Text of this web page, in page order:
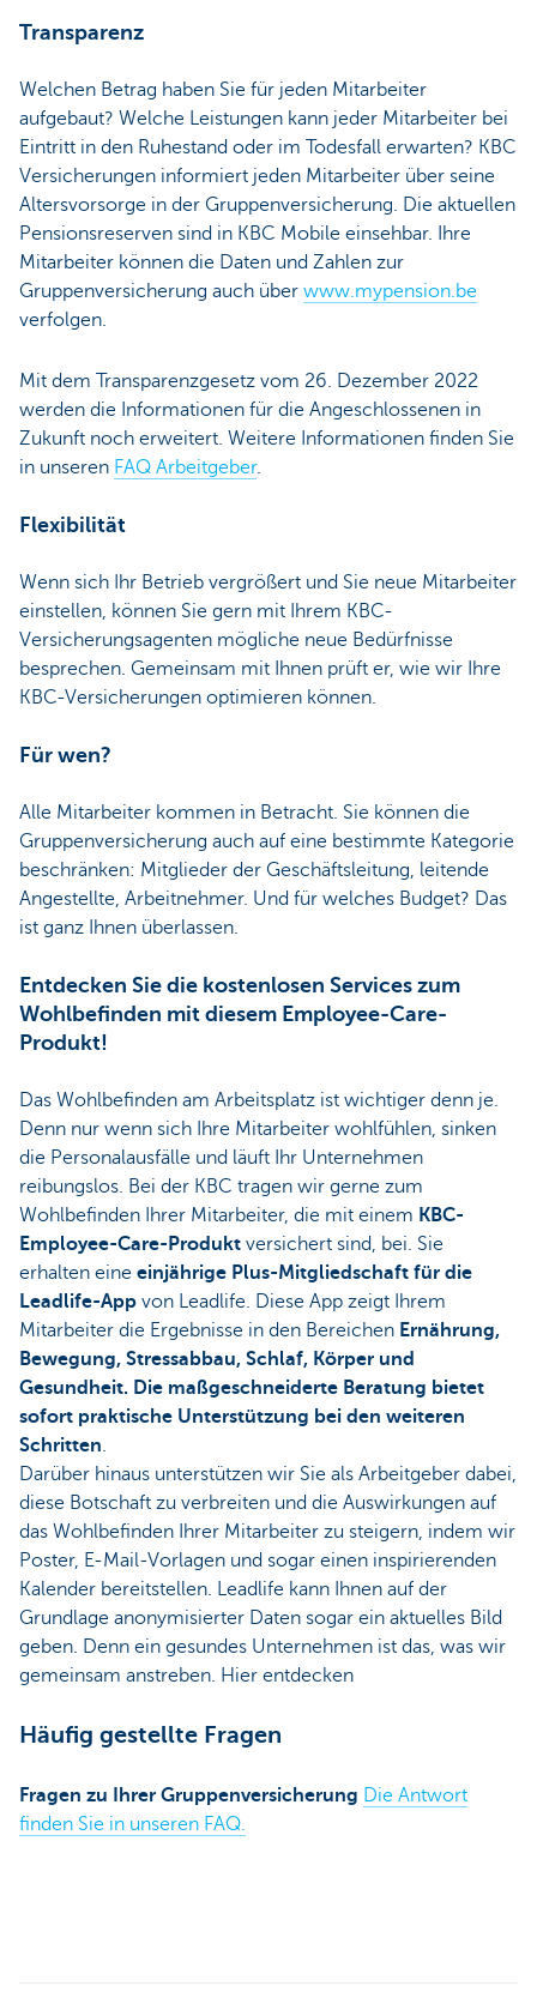
Transparenz
Welchen Betrag haben Sie für jeden Mitarbeiter
aufgebaut? Welche Leistungen kann jeder Mitarbeiter bei
Eintritt in den Ruhestand oder im Todesfall erwarten? KBC
Versicherungen informiert jeden Mitarbeiter über seine
Altersvorsorge in der Gruppenversicherung. Die aktuellen
Pensionsreserven sind in KBC Mobile einsehbar. Ihre
Mitarbeiter können die Daten und Zahlen zur
Gruppenversicherung auch über www.mypension.be
verfolgen.
Mit dem Transparenzgesetz vom 26. Dezember 2022
werden die Informationen für die Angeschlossenen in
Zukunft noch erweitert. Weitere Informationen finden Sie
in unseren FAQ Arbeitgeber.
Flexibilität
Wenn sich Ihr Betrieb vergrößert und Sie neue Mitarbeiter
einstellen, können Sie gern mit Ihrem KBC-
Versicherungsagenten mögliche neue Bedürfnisse
besprechen. Gemeinsam mit Ihnen prüft er, wie wir Ihre
KBC-Versicherungen optimieren können.
Für wen?
Alle Mitarbeiter kommen in Betracht. Sie können die
Gruppenversicherung auch auf eine bestimmte Kategorie
beschränken: Mitglieder der Geschäftsleitung, leitende
Angestellte, Arbeitnehmer. Und für welches Budget? Das
ist ganz Ihnen überlassen.
Entdecken Sie die kostenlosen Services zum
Wohlbefinden mit diesem Employee-Care-
Produkt!
Das Wohlbefinden am Arbeitsplatz ist wichtiger denn je.
Denn nur wenn sich Ihre Mitarbeiter wohlfühlen, sinken
die Personalausfälle und läuft Ihr Unternehmen
reibungslos. Bei der KBC tragen wir gerne zum
Wohlbefinden Ihrer Mitarbeiter, die mit einem KBC-
Employee-Care-Produkt versichert sind, bei. Sie
erhalten eine einjährige Plus-Mitgliedschaft für die
Leadlife-App von Leadlife. Diese App zeigt Ihrem
Mitarbeiter die Ergebnisse in den Bereichen Ernährung,
Bewegung, Stressabbau, Schlaf, Körper und
Gesundheit. Die maßgeschneiderte Beratung bietet
sofort praktische Unterstützung bei den weiteren
Schritten
Darüber hinaus unterstützen wir Sie als Arbeitgeber dabei,
diese Botschaft zu verbreiten und die Auswirkungen auf
das Wohlbefinden Ihrer Mitarbeiter zu steigern, indem wir
Poster, E-Mail-Vorlagen und sogar einen inspirierenden
Kalender bereitstellen. Leadlife kann Ihnen auf der
Grundlage anonymisierter Daten sogar ein aktuelles Bild
geben. Denn ein gesundes Unternehmen ist das, was wir
gemeinsam anstreben. Hier entdecken
Häufig gestellte Fragen
Fragen zu Ihrer Gruppenversicherung Die Antwort
finden Sie in unseren FAQ.